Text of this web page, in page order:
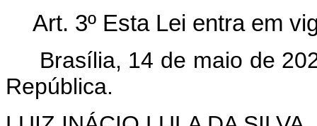
Art. 3ºEsta Lei entra em
Brasília, 14 de maio de
República.